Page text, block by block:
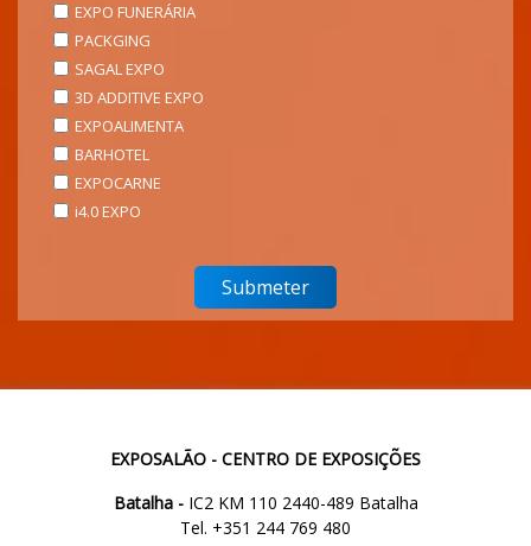
EXPO FUNERÁRIA
PACKGING
SAGAL EXPO
3D ADDITIVE EXPO
EXPOALIMENTA
BARHOTEL
EXPOCARNE
i4.0 EXPO
EXPOSALÃO - CENTRO DE EXPOSIÇÕES
Batalha -IC2 KM 110 2440-489 Batalha
Tel. +351 244 769 480